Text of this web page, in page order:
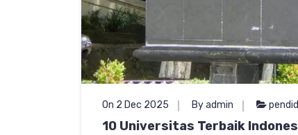
On 2 Dec 2025 By admin
10 Universitas Terbaik